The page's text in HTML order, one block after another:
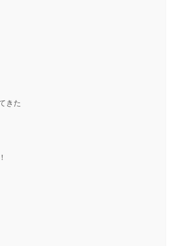
きた